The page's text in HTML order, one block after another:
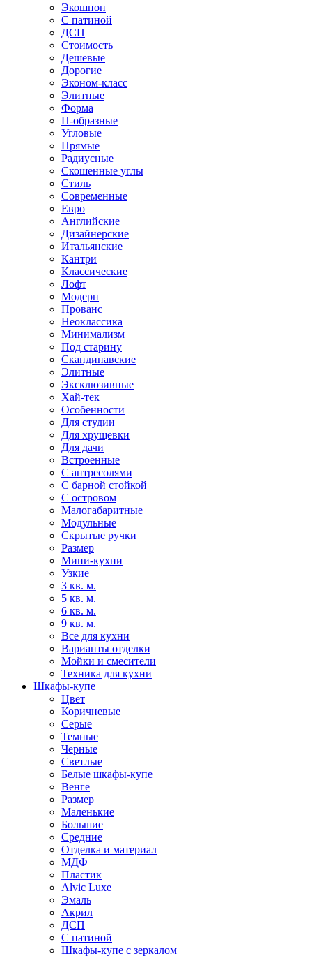
Экошпон
С патиной
ДСП
Стоимость
Дешевые
Дорогие
Эконом-класс
Элитные
Форма
П-образные
Угловые
Прямые
Радиусные
Скошенные углы
Стиль
Современные
Евро
Английские
Дизайнерские
Итальянские
Кантри
Классические
Лофт
Модерн
Прованс
Неоклассика
Минимализм
Под старину
Скандинавские
Элитные
Эксклюзивные
Хай-тек
Особенности
Для студии
Для хрущевки
Для дачи
Встроенные
С антресолями
С барной стойкой
С островом
Малогабаритные
Модульные
Скрытые ручки
Размер
Мини-кухни
Узкие
3 кв. м.
5 кв. м.
6 кв. м.
9 кв. м.
Все для кухни
Варианты отделки
Мойки и смесители
Техника для кухни
Шкафы-купе
Цвет
Коричневые
Серые
Темные
Черные
Светлые
Белые шкафы-купе
Венге
Размер
Маленькие
Большие
Средние
Отделка и материал
МДФ
Пластик
Alvic Luxe
Эмаль
Акрил
ДСП
С патиной
Шкафы-купе с зеркалом